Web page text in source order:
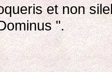
et non
".